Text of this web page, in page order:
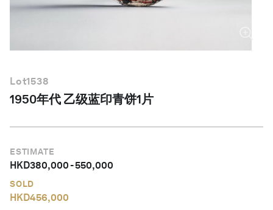
Lot1538
1950年代 乙级蓝印青饼1片
ESTIMATE
HKD380,000-550,000
SOLD
HKD456,000